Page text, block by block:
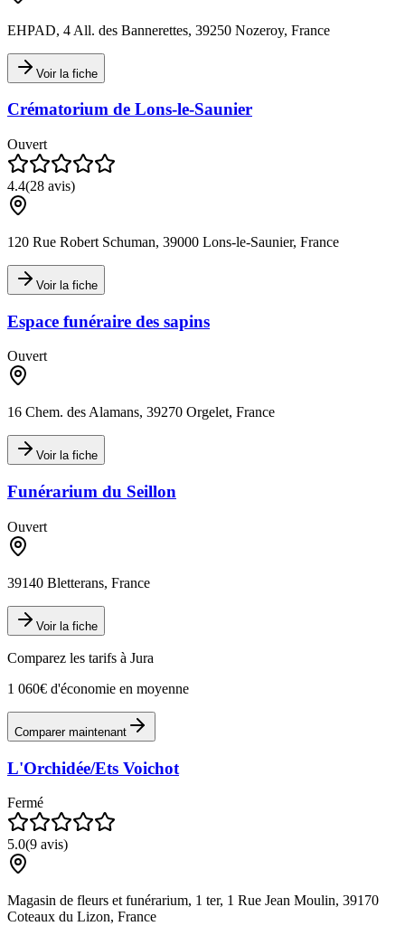
EHPAD, 4 All. des Bannerettes, 39250 Nozeroy, France
Voir la fiche
Crématorium de Lons-le-Saunier
Ouvert
4.4(28 avis)
120 Rue Robert Schuman, 39000 Lons-le-Saunier, France
Voir la fiche
Espace funéraire des sapins
Ouvert
16 Chem. des Alamans, 39270 Orgelet, France
Voir la fiche
Funérarium du Seillon
Ouvert
39140 Bletterans, France
Voir la fiche
Comparez les tarifs à Jura
1 060€ d'économie en moyenne
Comparer maintenant
L'Orchidée/Ets Voichot
Fermé
5.0(9 avis)
Magasin de fleurs et funérarium, 1 ter, 1 Rue Jean Moulin, 39170
Coteaux du Lizon, France